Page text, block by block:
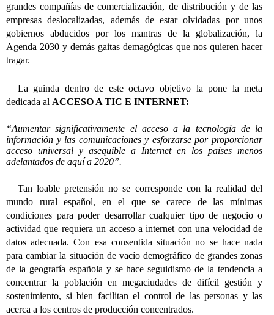
grandes compañías de comercialización, de distribución y de las
empresas deslocalizadas, además de estar olvidadas por unos
gobiernos abducidos por los mantras de la globalización, la
Agenda 2030 y demás gaitas demagógicas que nos quieren hacer
tragar.
La guinda dentro de este octavo objetivo la pone la meta
dedicada al ACCESO A TIC E INTERNET:
“Aumentar significativamente el acceso a la tecnología de la
información y las comunicaciones y esforzarse por proporcionar
acceso universal y asequible a Internet en los países menos
adelantados de aquí a 2020”.
Tan loable pretensión no se corresponde con la realidad del
mundo rural español, en el que se carece de las mínimas
condiciones para poder desarrollar cualquier tipo de negocio o
actividad que requiera un acceso a internet con una velocidad de
datos adecuada. Con esa consentida situación no se hace nada
para cambiar la situación de vacío demográfico de grandes zonas
de la geografía española y se hace seguidismo de la tendencia a
concentrar la población en megaciudades de difícil gestión y
sostenimiento, si bien facilitan el control de las personas y las
acerca a los centros de producción concentrados.